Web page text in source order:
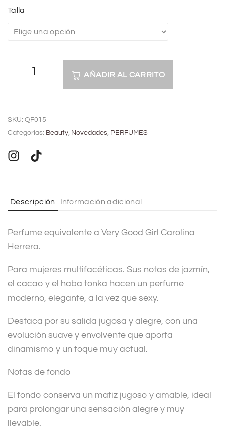
Talla
AÑADIR AL CARRITO
t
r
i
e
:
SKU: QF015
Categorías: Beauty, Novedades, PERFUMES
Descripción Información adicional
Perfume equivalente a Very Good Girl Carolina
Herrera.
Para mujeres multifacéticas. Sus notas de jazmín,
el cacao y el haba tonka hacen un perfume
moderno, elegante, a la vez que sexy.
Destaca por su salida jugosa y alegre, con una
evolución suave y envolvente que aporta
dinamismo y un toque muy actual.
Notas de fondo
El fondo conserva un matiz jugoso y amable, ideal
para prolongar una sensación alegre y muy
llevable.